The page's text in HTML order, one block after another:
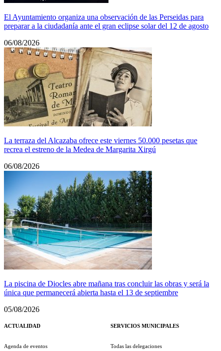
El Ayuntamiento organiza una observación de las Perseidas para
preparar a la ciudadanía ante el gran eclipse solar del 12 de agosto
06/08/2026
La terraza del Alcazaba ofrece este viernes 50.000 pesetas que
recrea el estreno de la Medea de Margarita Xirgú
06/08/2026
La piscina de Diocles abre mañana tras concluir las obras y será la
única que permanecerá abierta hasta el 13 de septiembre
05/08/2026
ACTUALIDAD
Agenda de eventos
SERVICIOS MUNICIPALES
Todas las delegaciones